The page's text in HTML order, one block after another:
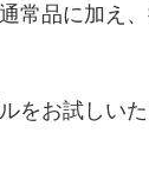
常品に加え
をお試しい